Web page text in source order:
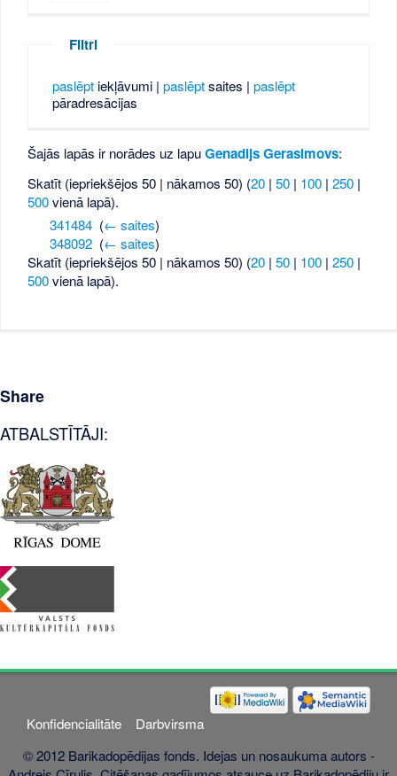
Filtri
paslēptiekļāvumi | paslēptsaites | paslēpt
pāradresācijas
Šajās lapās ir norādes uz lapuGenadijs Gerasimovs:
Skatīt (iepriekšējos 50 | nākamos 50) (20 |50 | 100 |250 |
500vienā lapā).
341484‎ (← saites)
348092‎ (← saites)
Skatīt (iepriekšējos 50 | nākamos 50) (20 |50 | 100 |250 |
500vienā lapā).
Share
ATBALSTĪTĀJI:
Konfidencialitāte
Darbvirsma
© 2012 Barikadopēdijas fonds. Idejas un nosaukuma autors -